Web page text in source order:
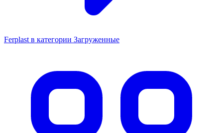
Ferplast в категории Загруженные